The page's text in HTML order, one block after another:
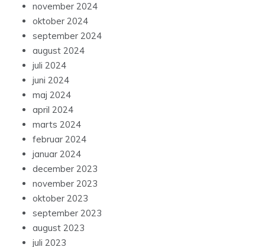
november 2024
oktober 2024
september 2024
august 2024
juli 2024
juni 2024
maj 2024
april 2024
marts 2024
februar 2024
januar 2024
december 2023
november 2023
oktober 2023
september 2023
august 2023
juli 2023